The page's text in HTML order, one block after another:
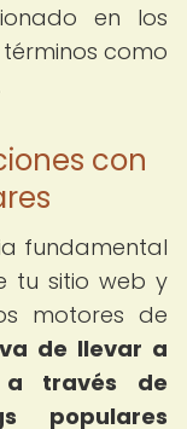
en los
como
con
fundamental
tu sitio web y
motores de
de llevar a
través de
populares